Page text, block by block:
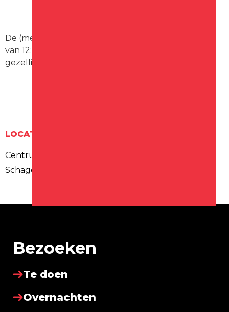
De (meeste) winkels in de binnenstad zijn geopend
van 12:00- 17:00 uur. Kom shoppen in het altijd
gezellige Schagen.
LOCATIE
Centrum
Schagen
Bezoeken
Te doen
Overnachten